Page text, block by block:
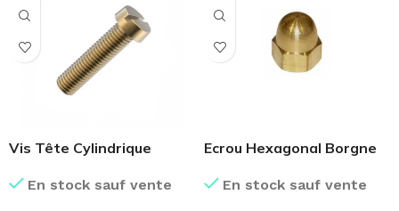
Vis Tête Cylindrique
En stock sauf vente
Ecrou Hexagonal Borgne
En stock sauf vente